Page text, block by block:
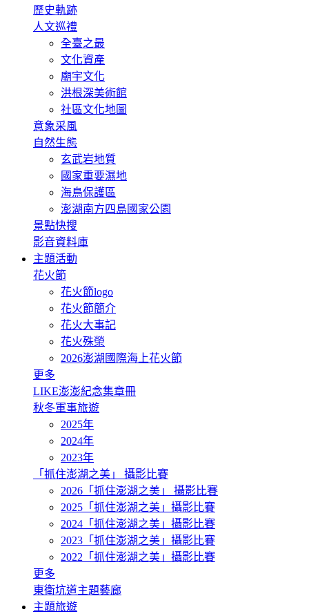
歷史軌跡
人文巡禮
全臺之最
文化資產
廟宇文化
洪根深美術館
社區文化地圖
意象采風
自然生態
玄武岩地質
國家重要濕地
海鳥保護區
澎湖南方四島國家公園
景點快搜
影音資料庫
主題活動
花火節
花火節logo
花火節簡介
花火大事記
花火殊榮
2026澎湖國際海上花火節
更多
LIKE澎澎紀念集章冊
秋冬軍事旅遊
2025年
2024年
2023年
「抓住澎湖之美」 攝影比賽
2026「抓住澎湖之美」 攝影比賽
2025「抓住澎湖之美」攝影比賽
2024「抓住澎湖之美」攝影比賽
2023「抓住澎湖之美」攝影比賽
2022「抓住澎湖之美」攝影比賽
更多
東衛坑道主題藝廊
主題旅遊